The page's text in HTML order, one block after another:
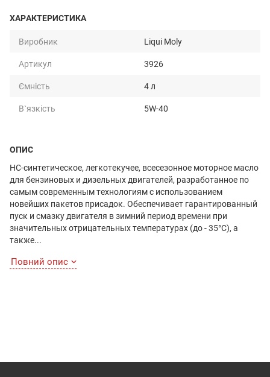
ХАРАКТЕРИСТИКА
Виробник
Liqui Moly
Артикул
3926
Ємність
4 л
В`язкість
5W-40
ОПИС
HC-синтетическое, легкотекучее, всесезонное моторное масло
для бензиновых и дизельных двигателей, разработанное по
самым современным технологиям с использованием
новейших пакетов присадок. Обеспечивает гарантированный
пуск и смазку двигателя в зимний период времени при
значительных отрицательных температурах (до - 35°С), а
также...
Повний опис